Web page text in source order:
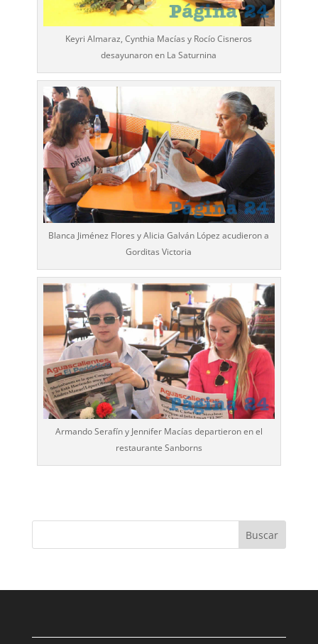
Keyri Almaraz, Cynthia Macías y Rocío Cisneros
desayunaron en La Saturnina
Blanca Jiménez Flores y Alicia Galván López acudieron a
Gorditas Victoria
Armando Serafín y Jennifer Macías departieron en el
restaurante Sanborns
Buscar